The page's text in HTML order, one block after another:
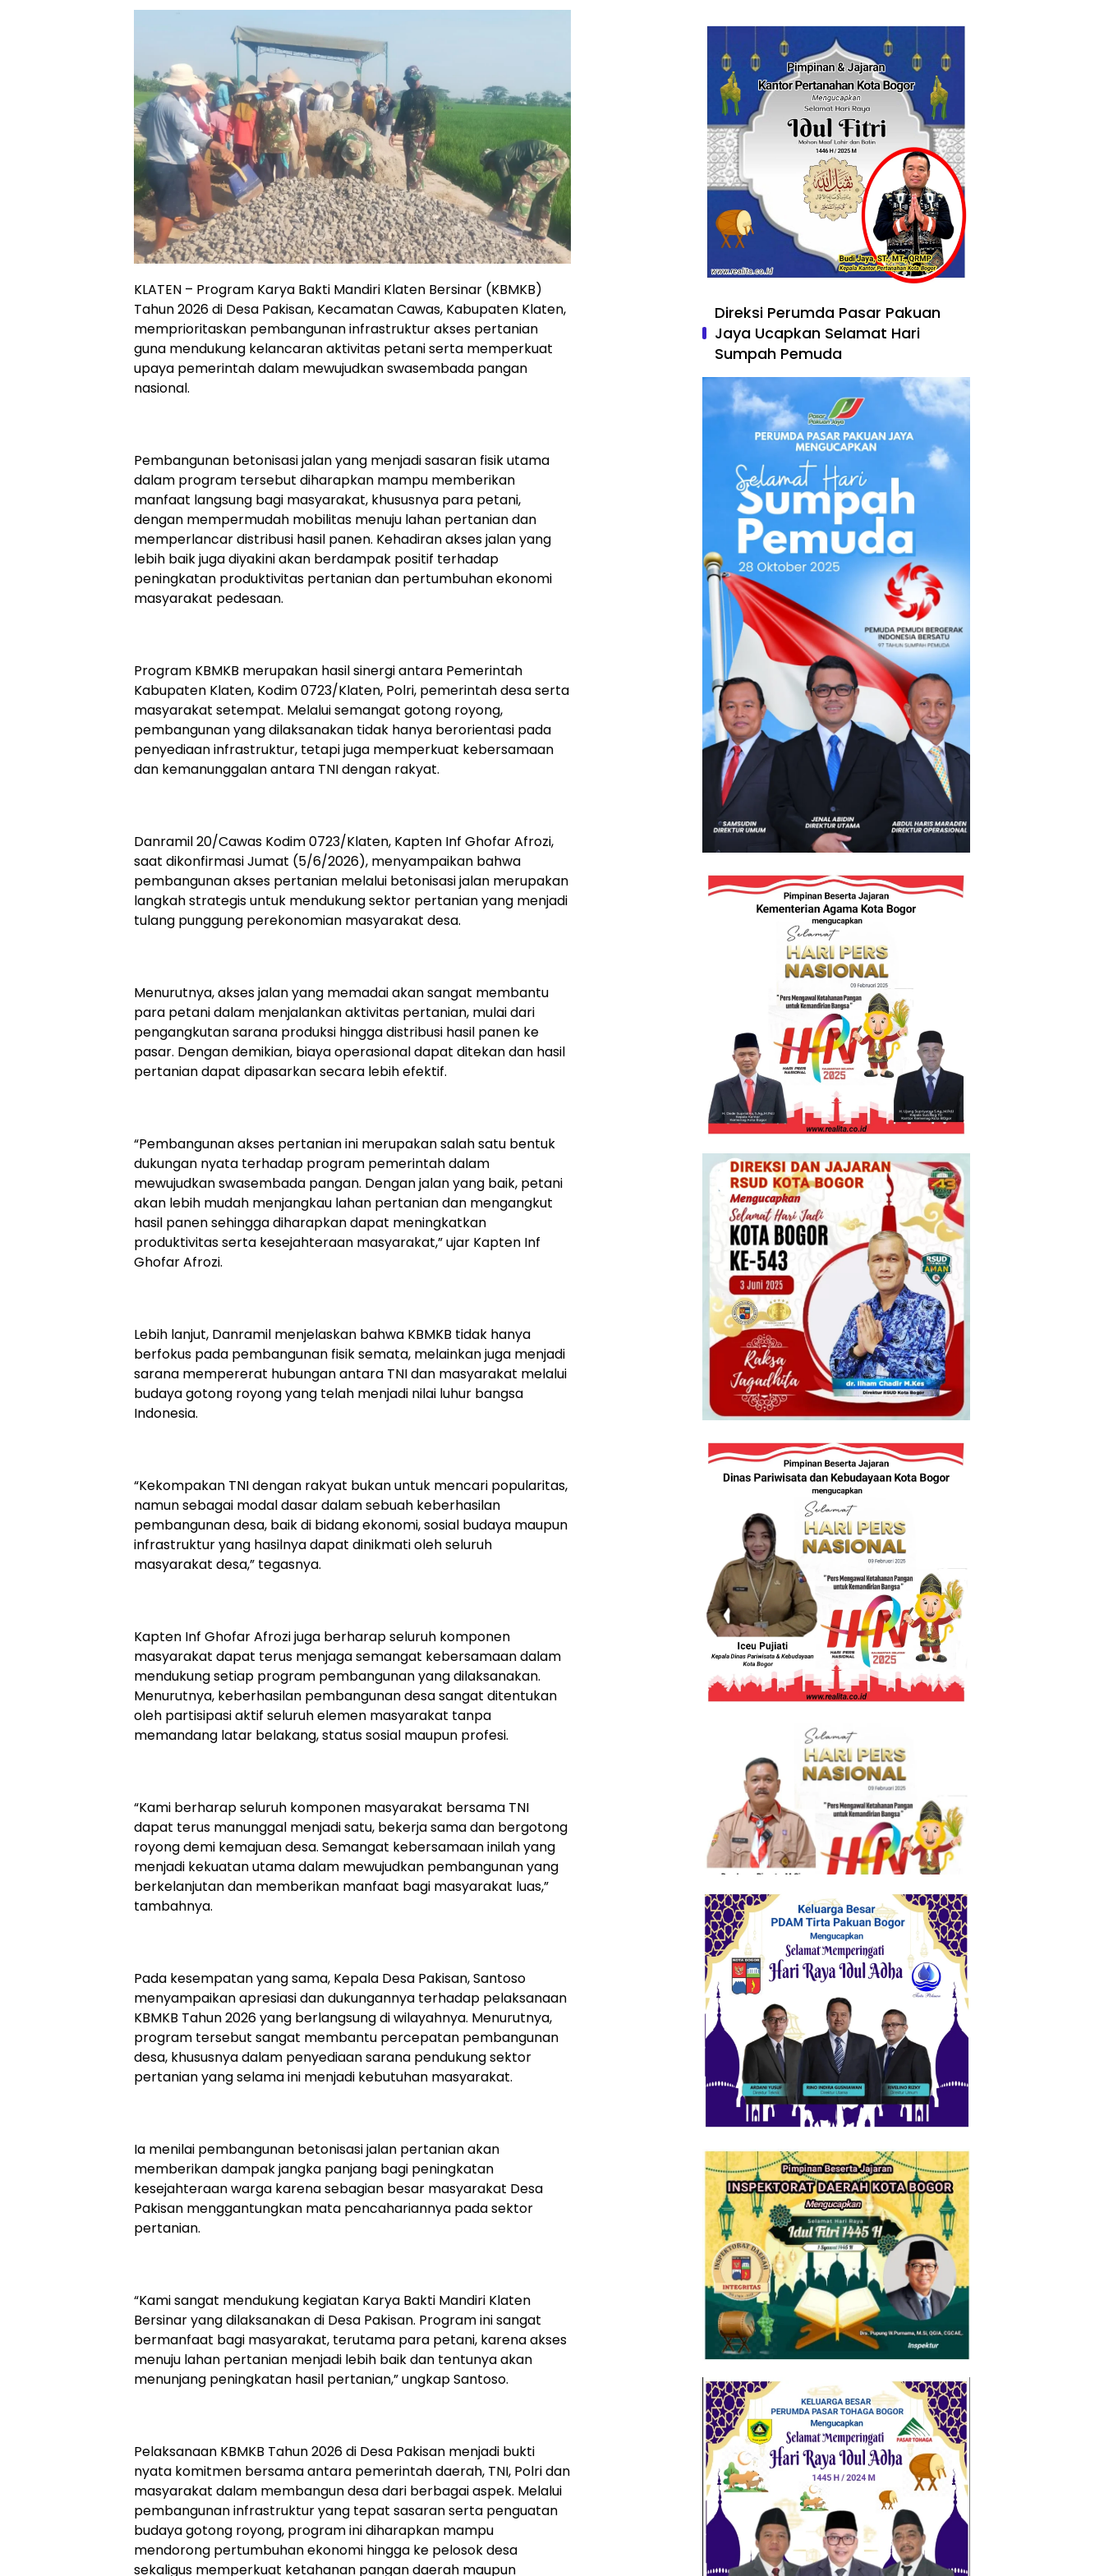
KLATEN – Program Karya Bakti Mandiri Klaten Bersinar (KBMKB)
Tahun 2026 di Desa Pakisan, Kecamatan Cawas, Kabupaten Klaten,
memprioritaskan pembangunan infrastruktur akses pertanian
guna mendukung kelancaran aktivitas petani serta memperkuat
upaya pemerintah dalam mewujudkan swasembada pangan
nasional.
Pembangunan betonisasi jalan yang menjadi sasaran fisik utama
dalam program tersebut diharapkan mampu memberikan
manfaat langsung bagi masyarakat, khususnya para petani,
dengan mempermudah mobilitas menuju lahan pertanian dan
memperlancar distribusi hasil panen. Kehadiran akses jalan yang
lebih baik juga diyakini akan berdampak positif terhadap
peningkatan produktivitas pertanian dan pertumbuhan ekonomi
masyarakat pedesaan.
Program KBMKB merupakan hasil sinergi antara Pemerintah
Kabupaten Klaten, Kodim 0723/Klaten, Polri, pemerintah desa serta
masyarakat setempat. Melalui semangat gotong royong,
pembangunan yang dilaksanakan tidak hanya berorientasi pada
penyediaan infrastruktur, tetapi juga memperkuat kebersamaan
dan kemanunggalan antara TNI dengan rakyat.
Danramil 20/Cawas Kodim 0723/Klaten, Kapten Inf Ghofar Afrozi,
saat dikonfirmasi Jumat (5/6/2026), menyampaikan bahwa
pembangunan akses pertanian melalui betonisasi jalan merupakan
langkah strategis untuk mendukung sektor pertanian yang menjadi
tulang punggung perekonomian masyarakat desa.
Menurutnya, akses jalan yang memadai akan sangat membantu
para petani dalam menjalankan aktivitas pertanian, mulai dari
pengangkutan sarana produksi hingga distribusi hasil panen ke
pasar. Dengan demikian, biaya operasional dapat ditekan dan hasil
pertanian dapat dipasarkan secara lebih efektif.
“Pembangunan akses pertanian ini merupakan salah satu bentuk
dukungan nyata terhadap program pemerintah dalam
mewujudkan swasembada pangan. Dengan jalan yang baik, petani
akan lebih mudah menjangkau lahan pertanian dan mengangkut
hasil panen sehingga diharapkan dapat meningkatkan
produktivitas serta kesejahteraan masyarakat,” ujar Kapten Inf
Ghofar Afrozi.
Lebih lanjut, Danramil menjelaskan bahwa KBMKB tidak hanya
berfokus pada pembangunan fisik semata, melainkan juga menjadi
sarana mempererat hubungan antara TNI dan masyarakat melalui
budaya gotong royong yang telah menjadi nilai luhur bangsa
Indonesia.
“Kekompakan TNI dengan rakyat bukan untuk mencari popularitas,
namun sebagai modal dasar dalam sebuah keberhasilan
pembangunan desa, baik di bidang ekonomi, sosial budaya maupun
infrastruktur yang hasilnya dapat dinikmati oleh seluruh
masyarakat desa,” tegasnya.
Kapten Inf Ghofar Afrozi juga berharap seluruh komponen
masyarakat dapat terus menjaga semangat kebersamaan dalam
mendukung setiap program pembangunan yang dilaksanakan.
Menurutnya, keberhasilan pembangunan desa sangat ditentukan
oleh partisipasi aktif seluruh elemen masyarakat tanpa
memandang latar belakang, status sosial maupun profesi.
“Kami berharap seluruh komponen masyarakat bersama TNI
dapat terus manunggal menjadi satu, bekerja sama dan bergotong
royong demi kemajuan desa. Semangat kebersamaan inilah yang
menjadi kekuatan utama dalam mewujudkan pembangunan yang
berkelanjutan dan memberikan manfaat bagi masyarakat luas,”
tambahnya.
Pada kesempatan yang sama, Kepala Desa Pakisan, Santoso
menyampaikan apresiasi dan dukungannya terhadap pelaksanaan
KBMKB Tahun 2026 yang berlangsung di wilayahnya. Menurutnya,
program tersebut sangat membantu percepatan pembangunan
desa, khususnya dalam penyediaan sarana pendukung sektor
pertanian yang selama ini menjadi kebutuhan masyarakat.
Ia menilai pembangunan betonisasi jalan pertanian akan
memberikan dampak jangka panjang bagi peningkatan
kesejahteraan warga karena sebagian besar masyarakat Desa
Pakisan menggantungkan mata pencahariannya pada sektor
pertanian.
“Kami sangat mendukung kegiatan Karya Bakti Mandiri Klaten
Bersinar yang dilaksanakan di Desa Pakisan. Program ini sangat
bermanfaat bagi masyarakat, terutama para petani, karena akses
menuju lahan pertanian menjadi lebih baik dan tentunya akan
menunjang peningkatan hasil pertanian,” ungkap Santoso.
Pelaksanaan KBMKB Tahun 2026 di Desa Pakisan menjadi bukti
nyata komitmen bersama antara pemerintah daerah, TNI, Polri dan
masyarakat dalam membangun desa dari berbagai aspek. Melalui
pembangunan infrastruktur yang tepat sasaran serta penguatan
budaya gotong royong, program ini diharapkan mampu
mendorong pertumbuhan ekonomi hingga ke pelosok desa
sekaligus memperkuat ketahanan pangan daerah maupun
Direksi Perumda Pasar Pakuan
Jaya Ucapkan Selamat Hari
Sumpah Pemuda